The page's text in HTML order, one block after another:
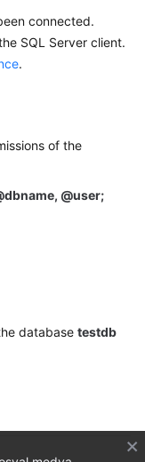
connected.
SQL Server client.
.
of the
@user;
database testdb